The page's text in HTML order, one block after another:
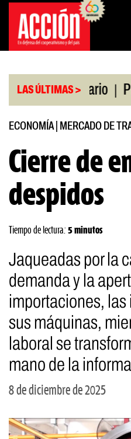
Saltar
contenido
LAS ÚLTIMAS >
de Rosario
ECONOMÍA| MERCADO DE
Cierre de
despidos
Tiempo de lectura: 5 minutos
Jaqueadas por la
demanda y la
importaciones,
sus máquinas,
laboral se
mano de la
8 de diciembre de 2025